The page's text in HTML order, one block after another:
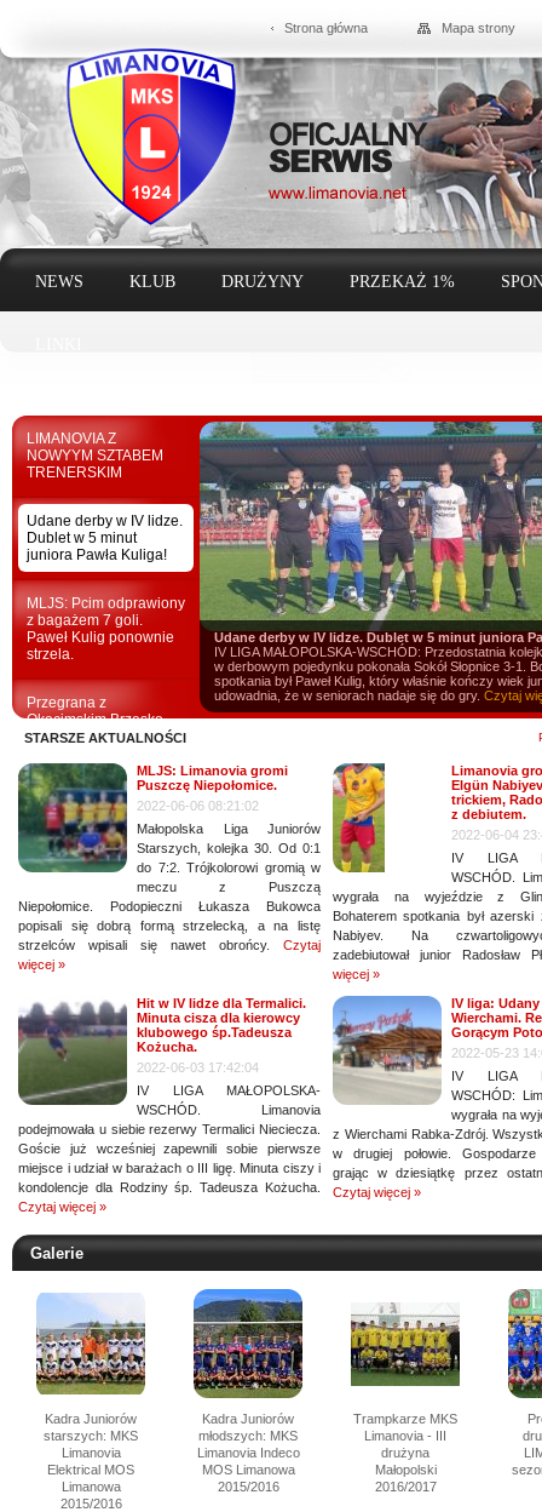
Strona główna Mapa strony
NEWS KLUB DRUŻYNY PRZEKAŻ 1%
LIMANOVIA Z
NOWYYM SZTABEM
TRENERSKIM
Udane derby w IV lidze.
Dublet w 5 minut
juniora Pawła Kuliga!
MLJS: Pcim odprawiony
z bagażem 7 goli.
Paweł Kulig ponownie
strzela.
Przegrana z
Okocimskim Brzesko.
Udane derby w IV lidze. Dublet w 5 minut juniora
IV LIGA MAŁOPOLSKA-WSCHÓD: Przedostatnia
w derbowym pojedynku pokonała Sokół Słopnice 3-1.
spotkania był Paweł Kulig, który właśnie kończy wiek
udowadnia, że w seniorach nadaje się do gry. Czytaj
STARSZE AKTUALNOŚCI
MLJS: Limanovia gromi
Puszczę Niepołomice.
2022-06-06 08:21:02
Małopolska Liga Juniorów
Starszych, kolejka 30. Od 0:1
do 7:2. Trójkolorowi gromią w
meczu z Puszczą
Niepołomice. Podopieczni Łukasza Bukowca
popisali się dobrą formą strzelecką, a na listę
strzelców wpisali się nawet obrońcy. Czytaj
więcej »
Limanovia
Elgün
trickiem,
z debiutem.
2022-06-04
IV LIGA
WSCHÓD.
wygrała na wyjeździe z
Bohaterem spotkania był azerski
Nabiyev. Na
zadebiutował junior Radosław
więcej »
Hit w IV lidze dla Termalici.
Minuta cisza dla kierowcy
klubowego śp.Tadeusza
Kożucha.
2022-06-03 17:42:04
IV LIGA MAŁOPOLSKA-
WSCHÓD. Limanovia
podejmowała u siebie rezerwy Termalici Nieciecza.
Goście już wcześniej zapewnili sobie pierwsze
miejsce i udział w barażach o III ligę. Minuta ciszy i
kondolencje dla Rodziny śp. Tadeusza Kożucha.
Czytaj więcej »
IV liga:
Wierchami.
Gorącym
2022-05-23
IV LIGA
WSCHÓD:
wygrała na
z Wierchami Rabka-Zdrój.
w drugiej połowie.
grając w dziesiątkę przez
Czytaj więcej »
Galerie
Kadra Juniorów
starszych: MKS
Limanovia
Elektrical MOS
Limanowa
2015/2016
Kadra Juniorów
młodszych: MKS
Limanovia Indeco
MOS Limanowa
2015/2016
Trampkarze MKS
Limanovia - III
drużyna
Małopolski
2016/2017